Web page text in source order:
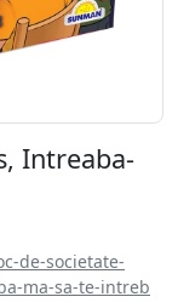
Intreaba-
de-societate-
ma-sa-te-intreb